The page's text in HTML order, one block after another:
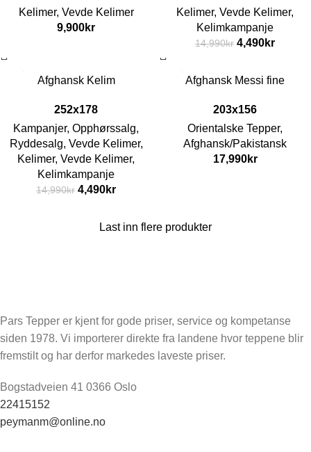
Kelimer, Vevde Kelimer
9,900kr
Kelimer, Vevde Kelimer,
Kelimkampanje
14,990kr 4,490kr
Afghansk Kelim
252x178
Kampanjer, Opphørssalg,
Ryddesalg, Vevde Kelimer,
Kelimer, Vevde Kelimer,
Kelimkampanje
14,990kr 4,490kr
Afghansk Messi fine
203x156
Orientalske Tepper,
Afghansk/Pakistansk
17,990kr
Last inn flere produkter
Pars Tepper er kjent for gode priser, service og kompetanse
siden 1978. Vi importerer direkte fra landene hvor teppene blir
fremstilt og har derfor markedes laveste priser.
Bogstadveien 41 0366 Oslo
22415152
peymanm@online.no